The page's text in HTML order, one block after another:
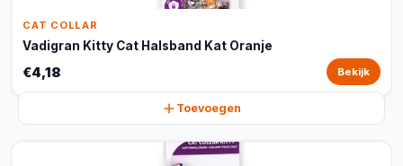
CAT COLLAR
Vadigran Kitty Cat Halsband Kat Oranje
€4,18 Bekijk
Toevoegen